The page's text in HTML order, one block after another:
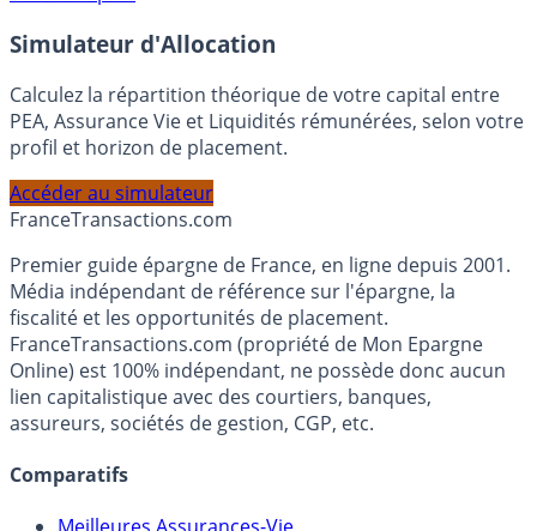
En savoir plus
Simulateur d'Allocation
Calculez la répartition théorique de votre capital entre
PEA, Assurance Vie et Liquidités rémunérées, selon votre
profil et horizon de placement.
FranceTransactions.com
Premier guide épargne de France, en ligne depuis 2001.
Média indépendant de référence sur l'épargne, la
fiscalité et les opportunités de placement.
FranceTransactions.com (propriété de Mon Epargne
Online) est 100% indépendant, ne possède donc aucun
lien capitalistique avec des courtiers, banques,
assureurs, sociétés de gestion, CGP, etc.
Comparatifs